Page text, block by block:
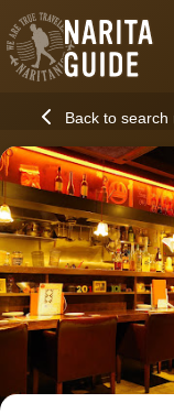
Back to search